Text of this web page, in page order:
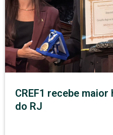
CREF1 recebe
do RJ